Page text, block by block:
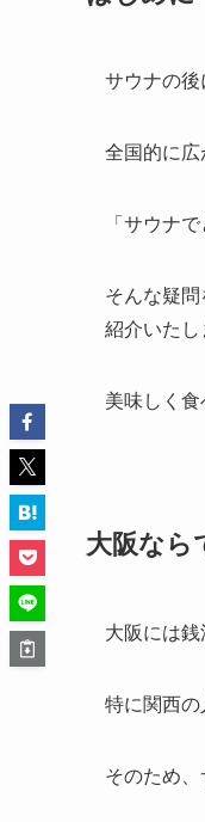
サウナの後
全国的に広
「サウナ
そんな疑
紹介いたし
美味しく
大阪なら
大阪には
特に関西の
そのため、